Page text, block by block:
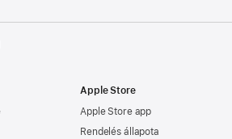
Apple Store
Apple Store app
Rendelés állapota